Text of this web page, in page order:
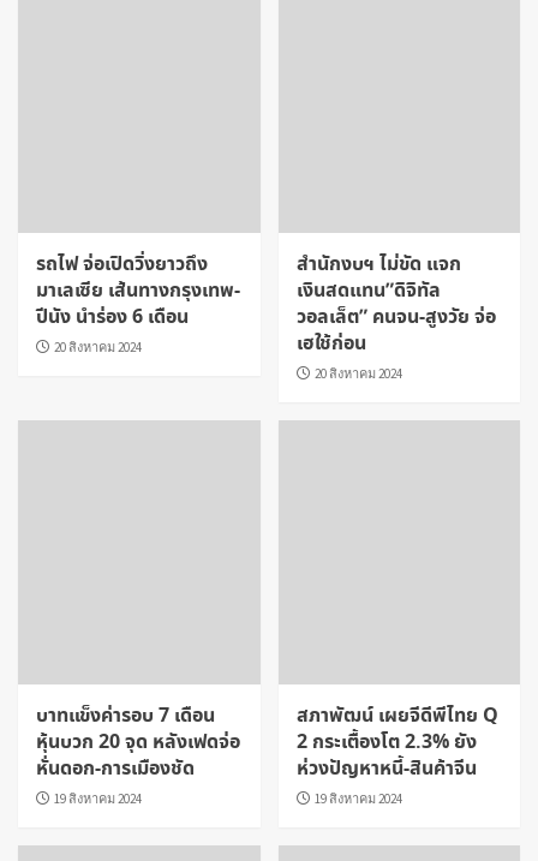
รถไฟ จ่อเปิดวิ่งยาวถึง
มาเลเซีย เส้นทางกรุงเทพ-
ปีนัง นำร่อง 6 เดือน
20 สิงหาคม 2024
สำนักงบฯ ไม่ขัด แจก
เงินสดแทน”ดิจิทัล
วอลเล็ต” คนจน-สูงวัย จ่อ
เฮใช้ก่อน
20 สิงหาคม 2024
บาทแข็งค่ารอบ 7 เดือน
หุ้นบวก 20 จุด หลังเฟดจ่อ
หั่นดอก-การเมืองชัด
19 สิงหาคม 2024
สภาพัฒน์ เผยจีดีพีไทย Q
2 กระเตื้องโต 2.3% ยัง
ห่วงปัญหาหนี้-สินค้าจีน
19 สิงหาคม 2024